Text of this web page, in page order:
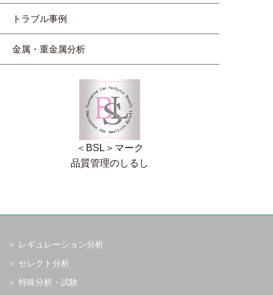
トラブル事例
金属・重金属分析
＜BSL＞マーク
品質管理のしるし
レギュレーション分析
セレクト分析
特殊分析・試験